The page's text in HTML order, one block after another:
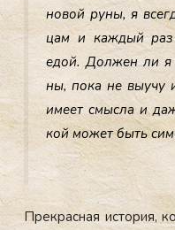
но­вой ру­ны, я
цам и каж­дый раз
едой. Дол­жен ли
ны, по­ка не вы­учу
име­ет смыс­ла и
кой мо­жет быть
Прек­расная ис­то­рия,